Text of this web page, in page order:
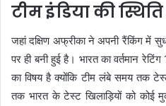
टीम इंडिया की
जहां दक्षिण अफ्रीका ने अपनी रैंकिंग में
पर ही बनी हुई है। भारत का वर्तमान
का विषय है क्योंकि टीम लंबे समय तक
तक भारत के टेस्ट खिलाड़ियों को कोई